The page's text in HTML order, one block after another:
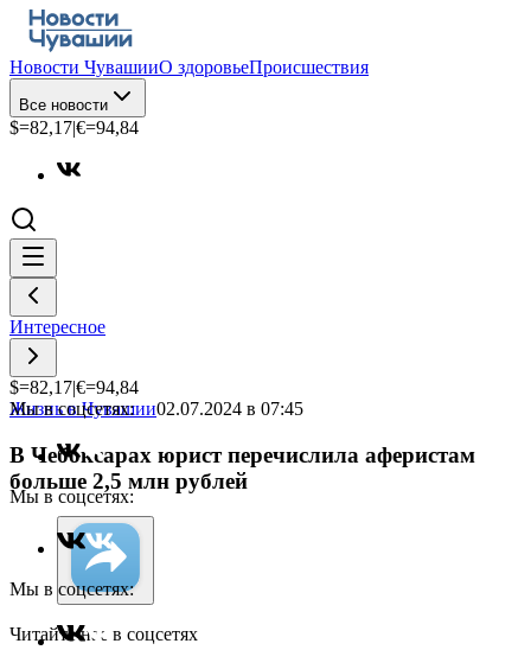
Новости ЧувашииО здоровьеПроисшествия
Все новости
$=82,17|€=94,84
Интересное
$=82,17|€=94,84
Мы в соцсетях:
Мы в соцсетях:
Мы в соцсетях:
Жизнь в Чувашии02.07.2024 в 07:45
В Чебоксарах юрист перечислила аферистам
больше 2,5 млн рублей
Читайте нас в соцсетях